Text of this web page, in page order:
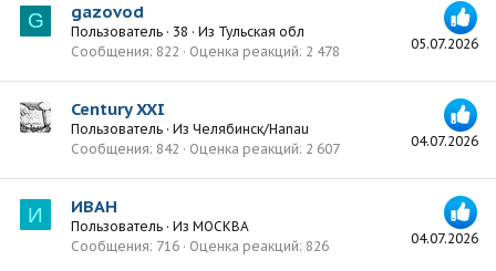
G
05.07.2026
gazovod
Пользователь · 38 · Из Тульская обл
Сообщения 822 Оценка реакций 2 478
04.07.2026
Century XXI
Пользователь · Из Челябинск/Hanau
Сообщения 842 Оценка реакций 2 607
И
04.07.2026
ИВАН
Пользователь · Из МОСКВА
Сообщения 716 Оценка реакций 826